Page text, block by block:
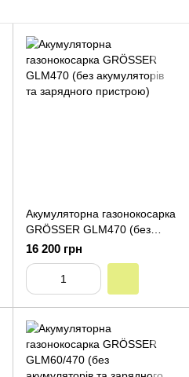
Акумуляторна газонокосарка
GRÖSSER GLM470 (без
акумуляторів та зарядного
пристрою)
16 200 грн